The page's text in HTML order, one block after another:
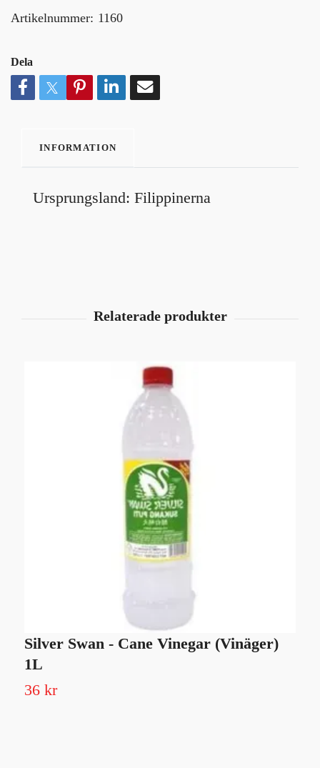
Artikelnummer: 1160
Dela
INFORMATION
Ursprungsland: Filippinerna
Silver Swan - Cane Vinegar (Vinäger)
1L
36 kr